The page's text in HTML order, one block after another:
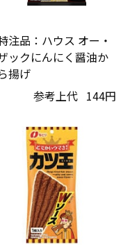
注品：ハウス オー・
ックにんにく醤油か
揚げ
参考上代 144円